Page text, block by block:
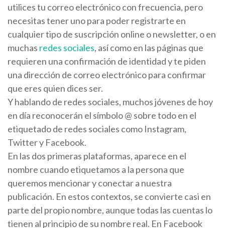
utilices tu correo electrónico con frecuencia, pero
necesitas tener uno para poder registrarte en
cualquier tipo de suscripción online o newsletter, o en
muchas redes sociales, así como en las páginas que
requieren una confirmación de identidad y te piden
una dirección de correo electrónico para confirmar
que eres quien dices ser.
Y hablando de redes sociales, muchos jóvenes de hoy
en día reconocerán el símbolo @ sobre todo en el
etiquetado de redes sociales como Instagram,
Twitter y Facebook.
En las dos primeras plataformas, aparece en el
nombre cuando etiquetamos a la persona que
queremos mencionar y conectar a nuestra
publicación. En estos contextos, se convierte casi en
parte del propio nombre, aunque todas las cuentas lo
tienen al principio de su nombre real. En Facebook